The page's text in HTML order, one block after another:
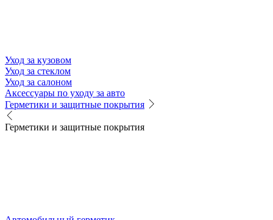
Уход за кузовом
Уход за стеклом
Уход за салоном
Аксессуары по уходу за авто
Герметики и защитные покрытия
Герметики и защитные покрытия